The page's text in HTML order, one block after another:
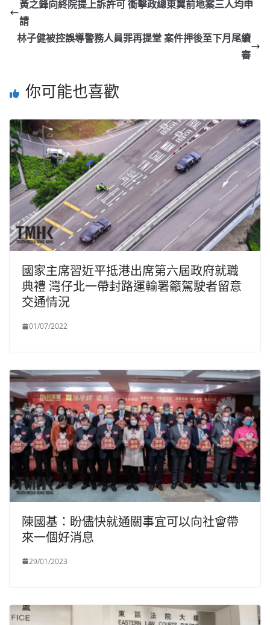
黃之鋒向終院提上訴許可 衝擊政總東翼前地案三人均申
請
林子健被控誤導警務人員罪再提堂 案件押後至下月尾續
審
你可能也喜歡
國家主席習近平抵港出席第六屆政府就職
典禮 灣仔北一帶封路運輸署籲駕駛者留意
交通情況
01/07/2022
陳國基：盼儘快就通關事宜可以向社會帶
來一個好消息
29/01/2023